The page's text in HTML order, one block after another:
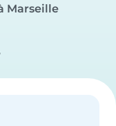
Marseille